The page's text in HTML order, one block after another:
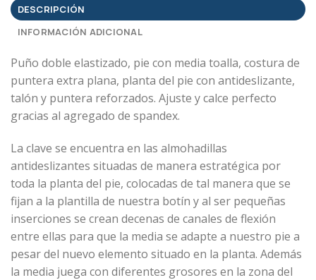
DESCRIPCIÓN
INFORMACIÓN ADICIONAL
Puño doble elastizado, pie con media toalla, costura de
puntera extra plana, planta del pie con antideslizante,
talón y puntera reforzados. Ajuste y calce perfecto
gracias al agregado de spandex.
La clave se encuentra en las almohadillas
antideslizantes situadas de manera estratégica por
toda la planta del pie, colocadas de tal manera que se
fijan a la plantilla de nuestra botín y al ser pequeñas
inserciones se crean decenas de canales de flexión
entre ellas para que la media se adapte a nuestro pie a
pesar del nuevo elemento situado en la planta. Además
la media juega con diferentes grosores en la zona del